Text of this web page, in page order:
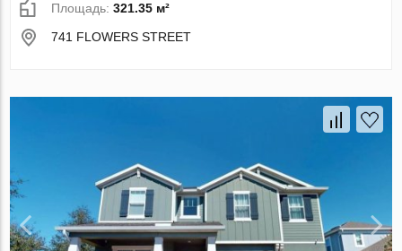
Площадь:321.35 м²
741 FLOWERS STREET